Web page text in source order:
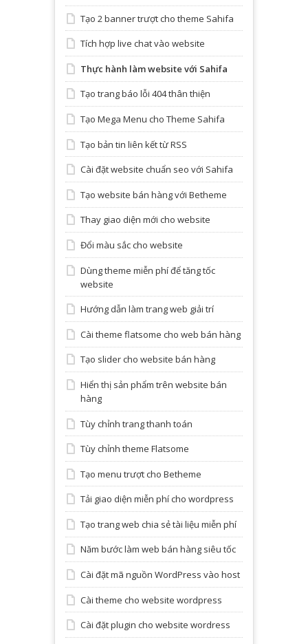
Tạo 2 banner trượt cho theme Sahifa
Tích hợp live chat vào website
Thực hành làm website với Sahifa
Tạo trang báo lỗi 404 thân thiện
Tạo Mega Menu cho Theme Sahifa
Tạo bản tin liên kết từ RSS
Cài đặt website chuẩn seo với Sahifa
Tạo website bán hàng với Betheme
Thay giao diện mới cho website
Đổi màu sắc cho website
Dùng theme miễn phí để tăng tốc
website
Hướng dẫn làm trang web giải trí
Cài theme flatsome cho web bán hàng
Tạo slider cho website bán hàng
Hiển thị sản phẩm trên website bán
hàng
Tùy chỉnh trang thanh toán
Tùy chỉnh theme Flatsome
Tạo menu trượt cho Betheme
Tải giao diện miễn phí cho wordpress
Tạo trang web chia sẻ tài liệu miễn phí
Năm bước làm web bán hàng siêu tốc
Cài đặt mã nguồn WordPress vào host
Cài theme cho website wordpress
Cài đặt plugin cho website wordress